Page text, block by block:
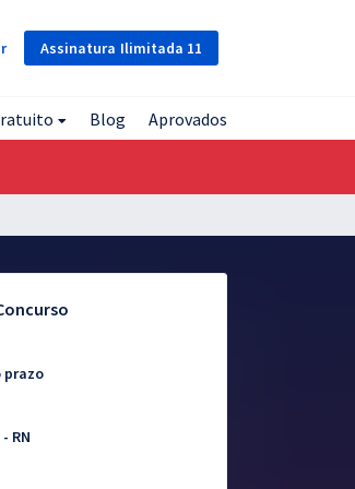
Assinatura Ilimitada 11
Blog Aprovados
prazo
RN